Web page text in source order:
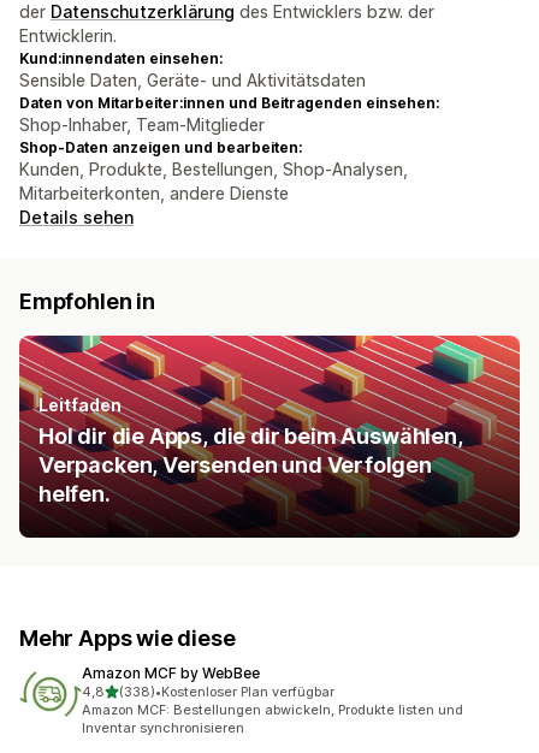
der Datenschutzerklärung des Entwicklers bzw. der
Entwicklerin.
Kund:innendaten einsehen:
Sensible Daten, Geräte- und Aktivitätsdaten
Daten von Mitarbeiter:innen und Beitragenden einsehen:
Shop-Inhaber, Team-Mitglieder
Shop-Daten anzeigen und bearbeiten:
Kunden, Produkte, Bestellungen, Shop-Analysen,
Mitarbeiterkonten, andere Dienste
Details sehen
Empfohlen in
Leitfaden
Hol dir die Apps, die dir beim Auswählen,
Verpacken, Versenden und Verfolgen
helfen.
Mehr Apps wie diese
Amazon MCF by WebBee
4,8von 5 Sternen
(338)
338 Rezensionen insgesamt
•Kostenloser Plan verfügbar
Amazon MCF: Bestellungen abwickeln, Produkte listen und
Inventar synchronisieren